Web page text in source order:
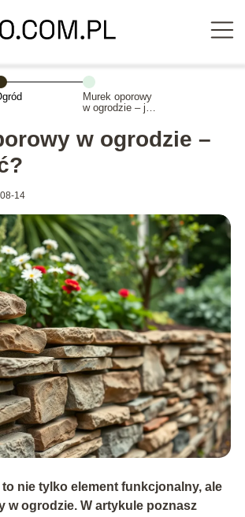
Murek oporowy
w ogrodzie – jak
w ogrodzie –
14
nie tylko element funkcjonalny, ale
w ogrodzie. W artykule poznasz